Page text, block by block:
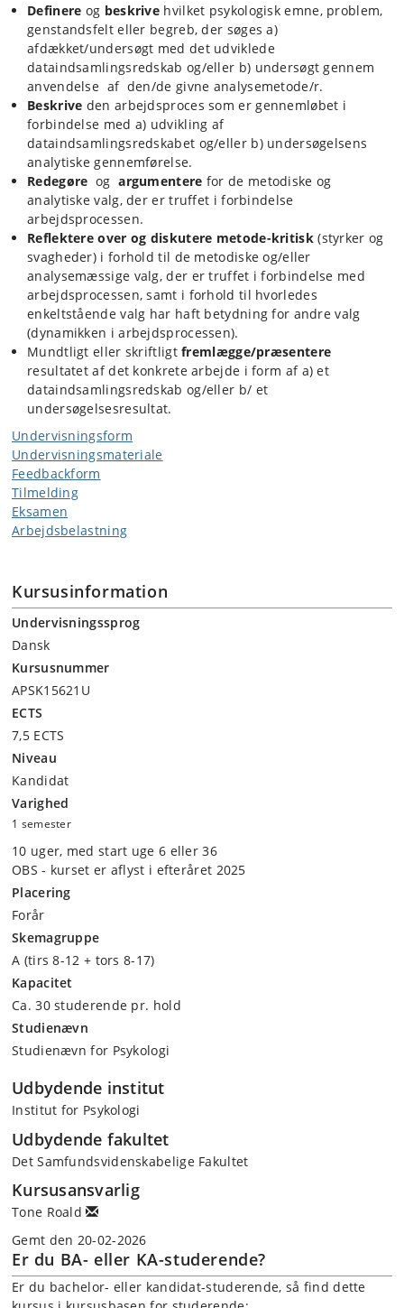
Definere og beskrive hvilket psykologisk emne, problem,
genstandsfelt eller begreb, der søges a)
afdækket/undersøgt med det udviklede
dataindsamlingsredskab og/eller b) undersøgt gennem
anvendelse af den/de givne analysemetode/r.
Beskrive den arbejdsproces som er gennemløbet i
forbindelse med a) udvikling af
dataindsamlingsredskabet og/eller b) undersøgelsens
analytiske gennemførelse.
Redegøre ogargumentere for de metodiske og
analytiske valg, der er truffet i forbindelse
arbejdsprocessen.
Reflektere over og diskutere metode-kritisk(styrker og
svagheder) i forhold til de metodiske og/eller
analysemæssige valg, der er truffet i forbindelse med
arbejdsprocessen, samt i forhold til hvorledes
enkeltstående valg har haft betydning for andre valg
(dynamikken i arbejdsprocessen).
Mundtligt eller skriftligtfremlægge/præsentere
resultatet af det konkrete arbejde i form af a) et
dataindsamlingsredskab og/eller b/ et
undersøgelsesresultat.
Undervisningsform
Undervisningsmateriale
Feedbackform
Tilmelding
Eksamen
Arbejdsbelastning
Kursusinformation
Undervisningssprog
Dansk
Kursusnummer
APSK15621U
ECTS
7,5 ECTS
Niveau
Kandidat
Varighed
1 semester
10 uger, med start uge 6 eller 36
OBS - kurset er aflyst i efteråret 2025
Placering
Forår
Skemagruppe
A (tirs 8-12 + tors 8-17)
Kapacitet
Ca. 30 studerende pr. hold
Studienævn
Studienævn for Psykologi
Udbydende institut
Institut for Psykologi
Udbydende fakultet
Det Samfundsvidenskabelige Fakultet
Kursusansvarlig
Tone Roald
Gemt den 20-02-2026
Er du BA- eller KA-studerende?
Er du bachelor- eller kandidat-studerende, så find dette